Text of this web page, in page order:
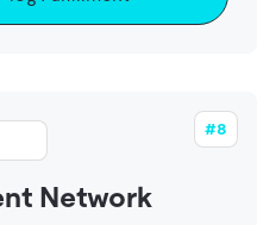
#8
Network